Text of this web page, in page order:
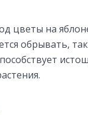
цветы на
обрывать,